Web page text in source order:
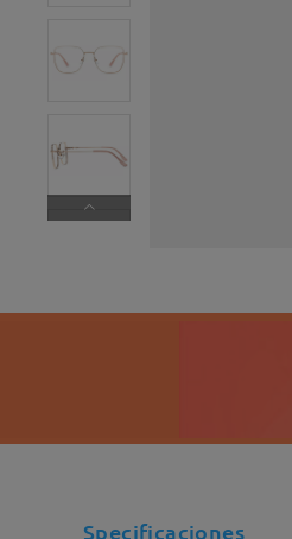
Specificaciones